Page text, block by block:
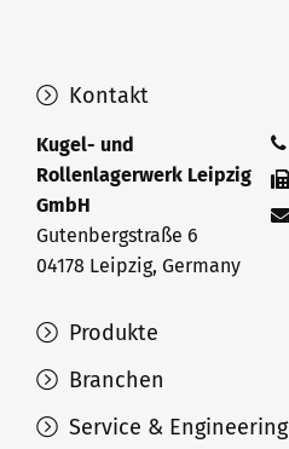
Produkte
Branchen
Service & Engineering
Kontakt
Kugel- und
Rollenlagerwerk Leipzig
GmbH
Gutenbergstraße 6
04178 Leipzig, Germany